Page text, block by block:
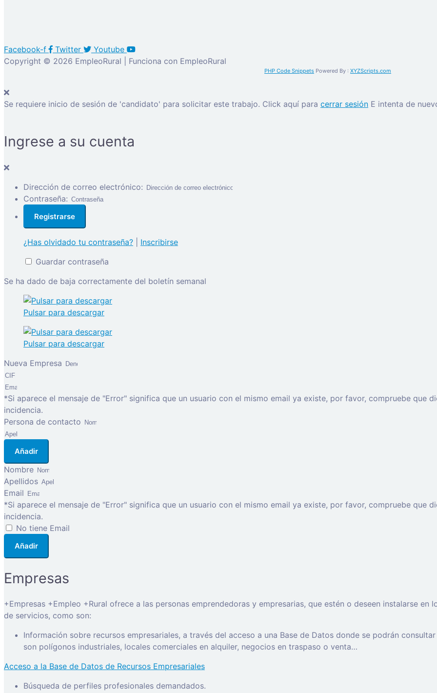
Facebook-f Twitter
Youtube
Copyright © 2026 EmpleoRural | Funciona con EmpleoRural
PHP Code Snippets Powered By : XYZScripts.com
Se requiere inicio de sesión de 'candidato' para solicitar este trabajo. Click aquí para cerrar sesión E intenta de
Ingrese a su cuenta
Dirección de correo electrónico:
Contraseña:
¿Has olvidado tu contraseña?
Inscribirse
Guardar contraseña
Se ha dado de baja correctamente del boletín semanal
Pulsar para descargar
Pulsar para descargar
Nueva Empresa
*Si aparece el mensaje de "Error" significa que un usuario con el mismo email ya existe, por favor, compruebe que
incidencia.
Persona de contacto
Añadir
Nombre
Apellidos
Email
*Si aparece el mensaje de "Error" significa que un usuario con el mismo email ya existe, por favor, compruebe que
incidencia.
No tiene Email
Añadir
Empresas
+Empresas +Empleo +Rural ofrece a las personas emprendedoras y empresarias, que estén o deseen instalarse
de servicios, como son:
Información sobre recursos empresariales, a través del acceso a una Base de Datos donde se podrán
son polígonos industriales, locales comerciales en alquiler, negocios en traspaso o venta…
Acceso a la Base de Datos de Recursos Empresariales
Búsqueda de perfiles profesionales demandados.